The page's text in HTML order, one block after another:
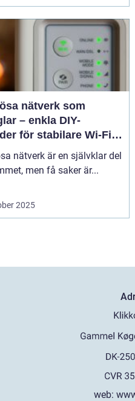
nätverk som
– enkla DIY-
för stabilare Wi-Fi i
nätverk är en självklar del
men få saker är...
2025
web: